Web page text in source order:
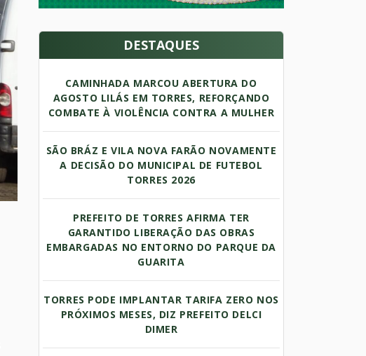
DESTAQUES
CAMINHADA MARCOU ABERTURA DO
AGOSTO LILÁS EM TORRES, REFORÇANDO
COMBATE À VIOLÊNCIA CONTRA A MULHER
SÃO BRÁZ E VILA NOVA FARÃO NOVAMENTE
A DECISÃO DO MUNICIPAL DE FUTEBOL
TORRES 2026
PREFEITO DE TORRES AFIRMA TER
GARANTIDO LIBERAÇÃO DAS OBRAS
EMBARGADAS NO ENTORNO DO PARQUE DA
GUARITA
TORRES PODE IMPLANTAR TARIFA ZERO NOS
PRÓXIMOS MESES, DIZ PREFEITO DELCI
DIMER